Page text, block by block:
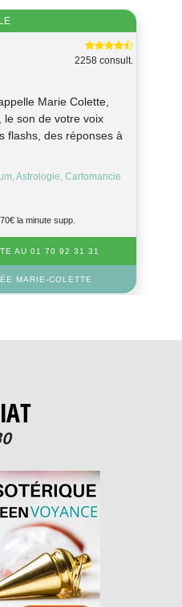
2258 consult.
Marie Colette,
le son de votre voix
flashs, des réponses à
Astrologie, Cartomancie
la minute supp.
AU 01 70 92 31 31
MARIE-COLETTE